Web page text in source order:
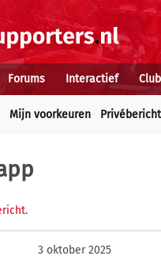
Forums Interactief Club
Mijn voorkeuren
.
3 oktober 2025